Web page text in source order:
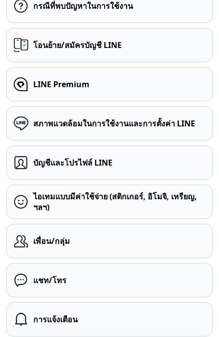
กรณีที่พบปัญหาในการใช้งาน
โอนย้าย/สมัครบัญชี LINE
LINE Premium
สภาพแวดล้อมในการใช้งานและการตั้งค่า LINE
บัญชีและโปรไฟล์ LINE
ไอเทมแบบมีค่าใช้จ่าย (สติกเกอร์, อิโมจิ, เหรียญ,
ฯลฯ)
เพื่อน/กลุ่ม
แชท/โทร
การแจ้งเตือน